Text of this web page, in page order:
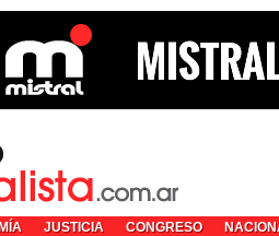
JUSTICIA CONGRESO